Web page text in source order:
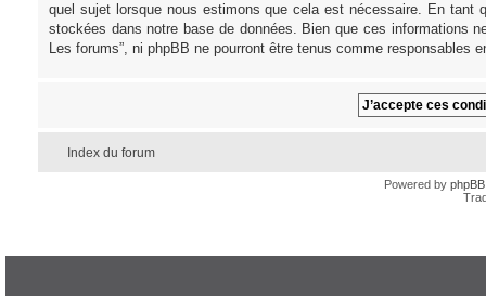
quel sujet lorsque nous estimons que cela est nécessaire. En tant
stockées dans notre base de données. Bien que ces informations
Les forums”, ni phpBB ne pourront être tenus comme
Index du forum
Powered by phpBB